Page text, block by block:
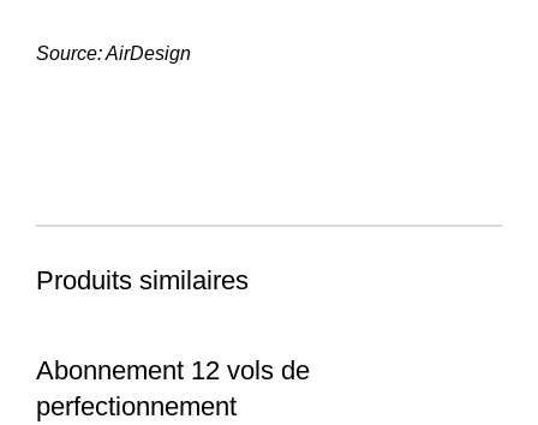
Source: AirDesign
Produits similaires
Abonnement 12 vols de
perfectionnement